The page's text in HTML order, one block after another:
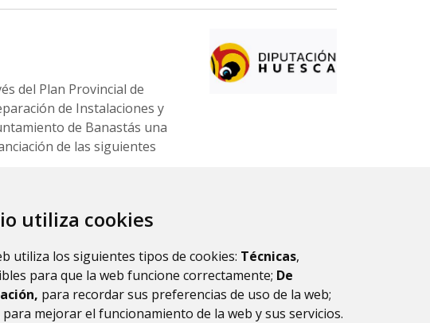
utiliza cookies
utiliza los siguientes tipos de cookies: Técnicas,
para que la web funcione correctamente; De
para recordar sus preferencias de uso de la web;
para mejorar el funcionamiento de la web y sus servicios.
del Plan Provincial de
de Instalaciones y
de Banastás una
de las siguientes
deportivas